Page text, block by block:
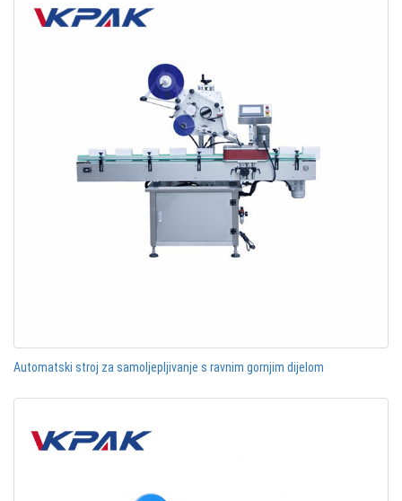
Automatski stroj za samoljepljivanje s ravnim gornjim dijelom